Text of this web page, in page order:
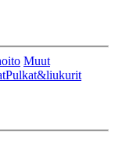
Muut
Pulkat&liukurit